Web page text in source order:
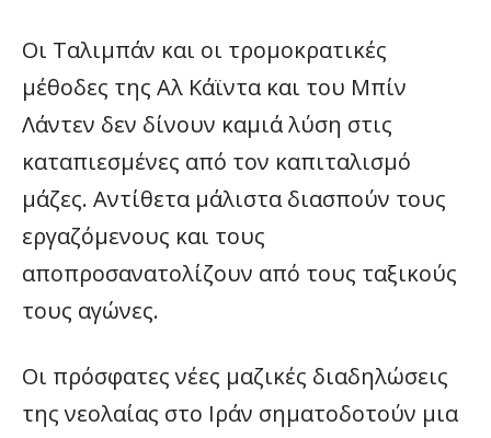
Οι Ταλιμπάν και οι τρομοκρατικές
μέθοδες της Aλ Κάϊντα και του Μπίν
Λάντεν δεν δίνουν καμιά λύση στις
καταπιεσμένες από τον καπιταλισμό
μάζες. Αντίθετα μάλιστα διασπούν τους
εργαζόμενους και τους
αποπροσανατολίζουν από τους ταξικούς
τους αγώνες.
Οι πρόσφατες νέες μαζικές διαδηλώσεις
της νεολαίας στο Ιράν σηματοδοτούν μια